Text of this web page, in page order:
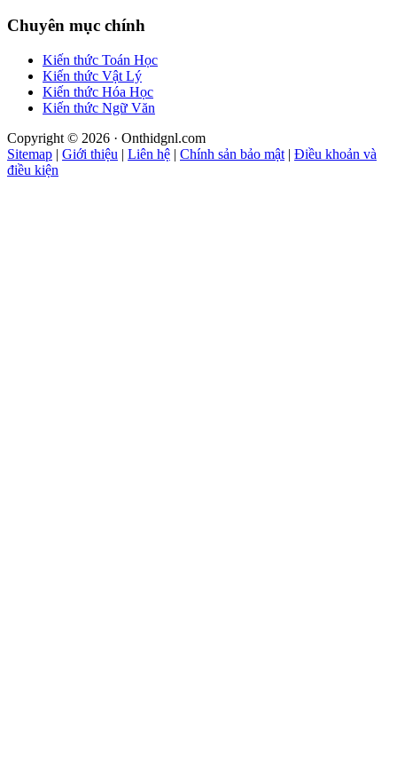
Chuyên mục chính
Kiến thức Toán Học
Kiến thức Vật Lý
Kiến thức Hóa Học
Kiến thức Ngữ Văn
Copyright © 2026 · Onthidgnl.com
Sitemap | Giới thiệu | Liên hệ | Chính sản bảo mật | Điều khoản và
điều kiện